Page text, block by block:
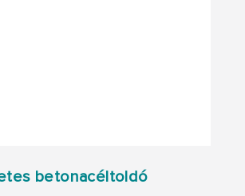
betonacéltoldó